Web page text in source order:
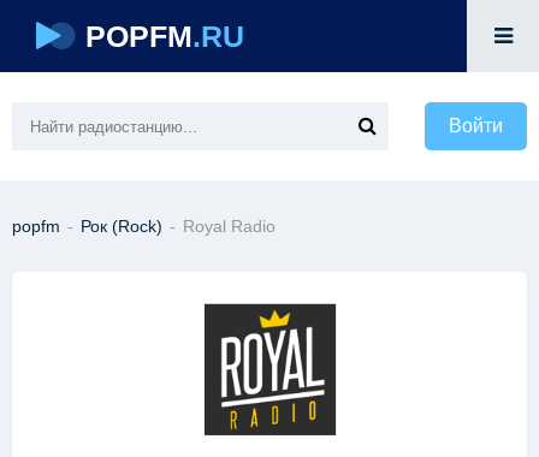
POPFM.RU
Войти
popfm - Рок (Rock) - Royal Radio